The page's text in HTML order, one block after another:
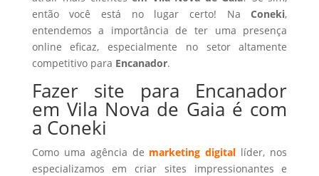
então você está no lugar certo! NaConeki,
entendemos a importância de ter uma presença
online eficaz, especialmente no setor altamente
competitivo para Encanador.
Fazer site para Encanador
em Vila Nova de Gaia é com
a Coneki
Como uma agência de marketing digital líder, nos
especializamos em criar sites impressionantes e